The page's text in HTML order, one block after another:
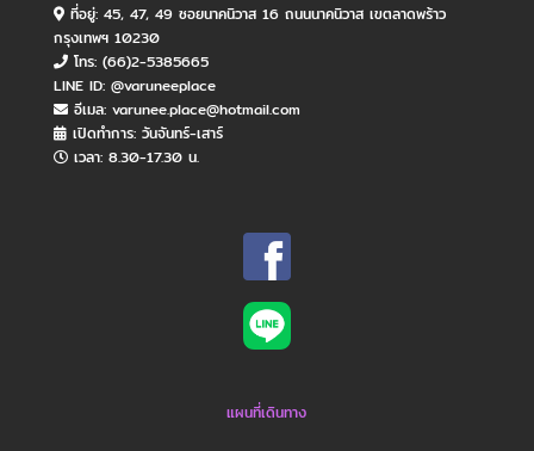
ที่อยู่: 45, 47, 49 ซอยนาคนิวาส 16 ถนนนาคนิวาส เขตลาดพร้าว
กรุงเทพฯ 10230
โทร: (66)2-5385665
LINE ID: @varuneeplace
อีเมล: varunee.place@hotmail.com
เปิดทำการ: วันจันทร์​-เสาร์
เวลา: 8.30-17.30 น.
แผนที่เดินทาง